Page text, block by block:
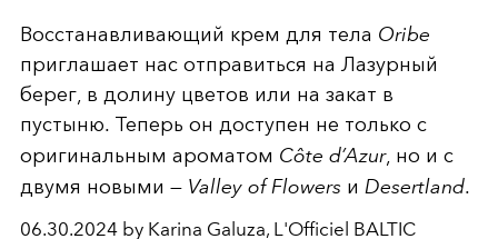
Восстанавливающий крем для тела Oribe
приглашает нас отправиться на Лазурный
берег, в долину цветов или на закат в
пустыню. Теперь он доступен не только с
оригинальным ароматом Côte d’Azur, но и с
двумя новыми — Valley of Flowers и Desertland.
06.30.2024 by Karina Galuza, L'Officiel BALTIC